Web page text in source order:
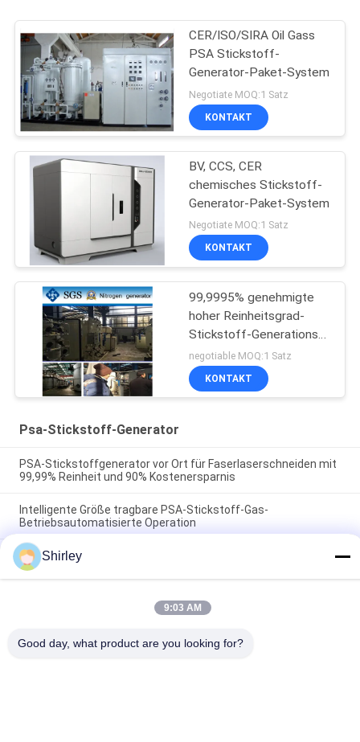
CER/ISO/SIRA Oil Gass
PSA Stickstoff-
Generator-Paket-System
Negotiate MOQ:1 Satz
KONTAKT
BV, CCS, CER
chemisches Stickstoff-
Generator-Paket-System
Negotiate MOQ:1 Satz
KONTAKT
99,9995% genehmigte
hoher Reinheitsgrad-
Stickstoff-Generations-
Einheit mit SGS/CCS
negotiable MOQ:1 Satz
KONTAKT
Psa-Stickstoff-Generator
PSA-Stickstoffgenerator vor Ort für Faserlaserschneiden mit
99,99% Reinheit und 90% Kostenersparnis
Intelligente Größe tragbare PSA-Stickstoff-Gas-
Betriebsautomatisierte Operation
Lithium-Strom-Industrie der Stickstoff-Generator-Reinheits-
99,9995
Beliebte Kategorien
Shirley
9:03 AM
Good day, what product are you looking for?